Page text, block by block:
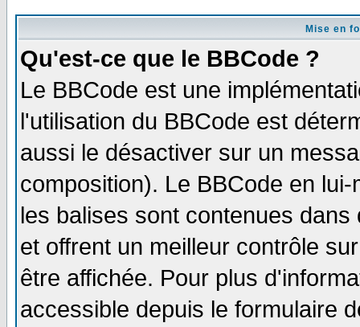
Mise en
Qu'est-ce que le BBCode ?
Le BBCode est une
l'utilisation du BBCode est
aussi le désactiver sur un
composition). Le BBCode en
les balises sont contenues
et offrent un meilleur contrôle
être affichée. Pour plus
accessible depuis le formulaire